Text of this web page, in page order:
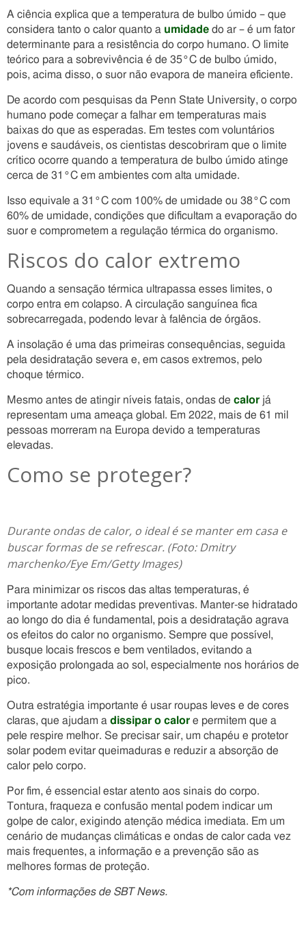
A ciência explica que a temperatura de bulbo úmido – que
considera tanto o calor quanto a umidade do ar – é um fator
determinante para a resistência do corpo humano. O limite
teórico para a sobrevivência é de 35°C de bulbo úmido,
pois, acima disso, o suor não evapora de maneira eficiente.
De acordo com pesquisas da Penn State University, o corpo
humano pode começar a falhar em temperaturas mais
baixas do que as esperadas. Em testes com voluntários
jovens e saudáveis, os cientistas descobriram que o limite
crítico ocorre quando a temperatura de bulbo úmido atinge
cerca de 31°C em ambientes com alta umidade.
Isso equivale a 31°C com 100% de umidade ou 38°C com
60% de umidade, condições que dificultam a evaporação do
suor e comprometem a regulação térmica do organismo.
Riscos do calor extremo
Quando a sensação térmica ultrapassa esses limites, o
corpo entra em colapso. A circulação sanguínea fica
sobrecarregada, podendo levar à falência de órgãos.
A insolação é uma das primeiras consequências, seguida
pela desidratação severa e, em casos extremos, pelo
choque térmico.
Mesmo antes de atingir níveis fatais, ondas de calor já
representam uma ameaça global. Em 2022, mais de 61 mil
pessoas morreram na Europa devido a temperaturas
elevadas.
Como se proteger?
Durante ondas de calor, o ideal é se manter em casa e
buscar formas de se refrescar. (Foto: Dmitry
marchenko/Eye Em/Getty Images)
Para minimizar os riscos das altas temperaturas, é
importante adotar medidas preventivas. Manter-se hidratado
ao longo do dia é fundamental, pois a desidratação agrava
os efeitos do calor no organismo. Sempre que possível,
busque locais frescos e bem ventilados, evitando a
exposição prolongada ao sol, especialmente nos horários de
pico.
Outra estratégia importante é usar roupas leves e de cores
claras, que ajudam a dissipar o calor e permitem que a
pele respire melhor. Se precisar sair, um chapéu e protetor
solar podem evitar queimaduras e reduzir a absorção de
calor pelo corpo.
Por fim, é essencial estar atento aos sinais do corpo.
Tontura, fraqueza e confusão mental podem indicar um
golpe de calor, exigindo atenção médica imediata. Em um
cenário de mudanças climáticas e ondas de calor cada vez
mais frequentes, a informação e a prevenção são as
melhores formas de proteção.
*Com informações de SBT News.